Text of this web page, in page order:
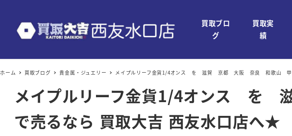
買取ブロ
グ
買取実
績
ホーム 買取ブログ 貴金属・ジュエリー メイプルリーフ金貨1/4オンス を 滋賀 京都 大阪 奈良 和歌山 甲
メイプルリーフ金貨1/4オンス
で売るなら 買取大吉 西友水口店へ★